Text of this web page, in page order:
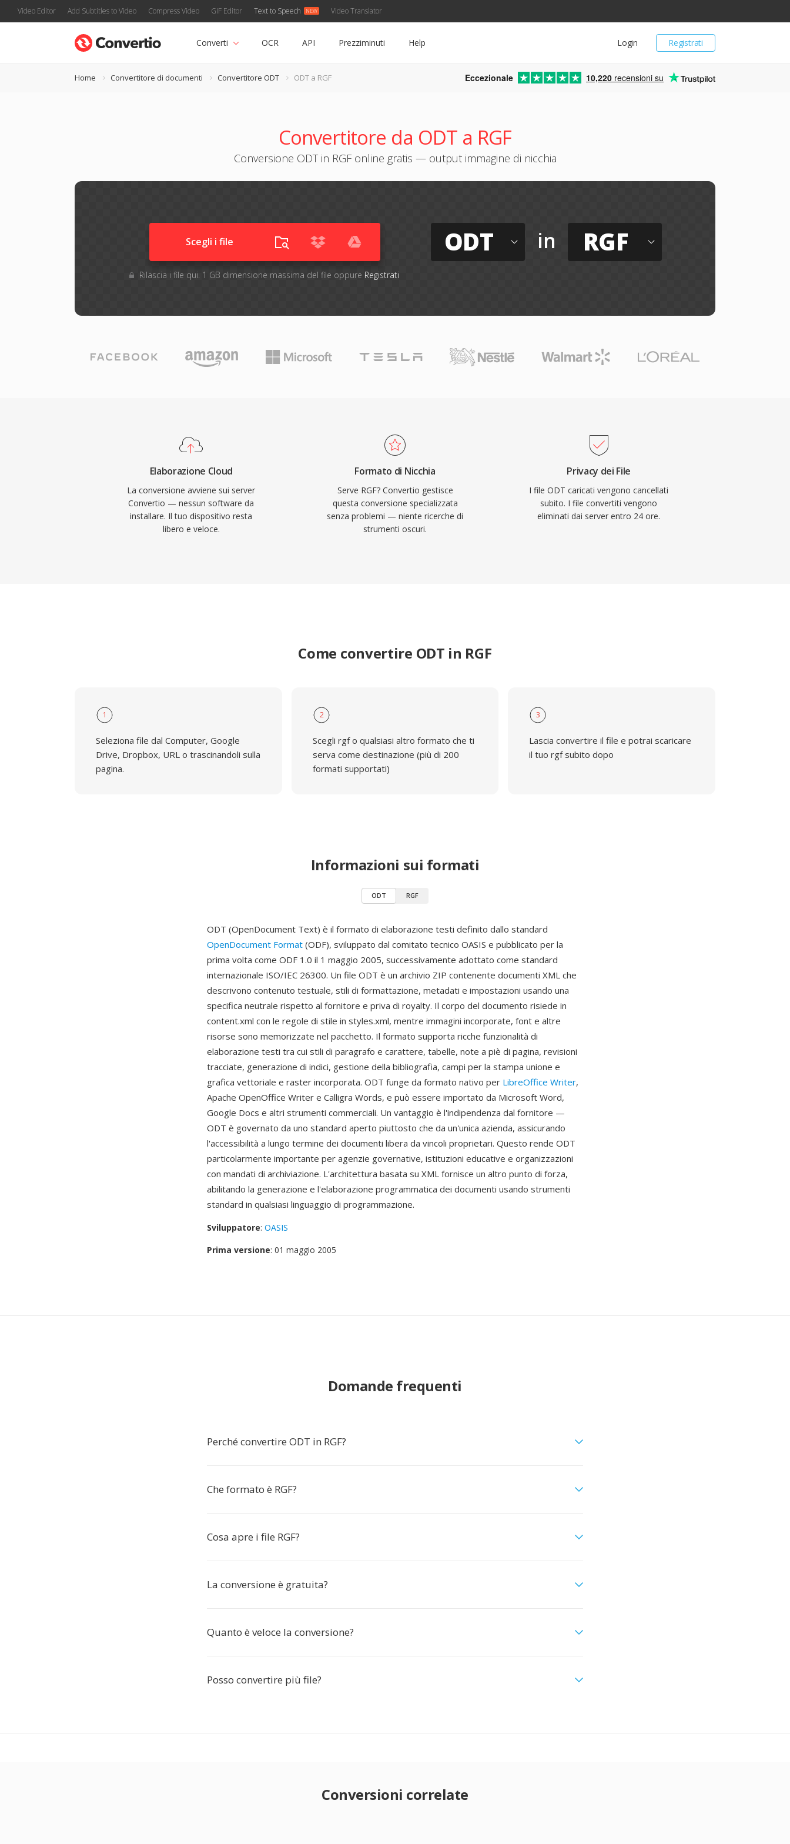
Video Editor Add Subtitles to Video Compress Video GIF Editor Text to Speech Video Translator
Registrati
Login
Converti OCR API Prezziminuti Help
Home Convertitore di documenti Convertitore ODT ODT a RGF Eccezionale 10,220 recensioni su
Convertitore da ODT a RGF
Conversione ODT in RGF online gratis — output immagine di nicchia
Scegli i file
Rilascia i file qui. 1 GB dimensione massima del file oppure Registrati
ODT in RGF
Elaborazione Cloud
La conversione avviene sui server
Convertio — nessun software da
installare. Il tuo dispositivo resta
libero e veloce.
Formato di Nicchia
Serve RGF? Convertio gestisce
questa conversione specializzata
senza problemi — niente ricerche di
strumenti oscuri.
Privacy dei File
I file ODT caricati vengono cancellati
subito. I file convertiti vengono
eliminati dai server entro 24 ore.
Come convertire ODT in RGF
1
Seleziona file dal Computer, Google
Drive, Dropbox, URL o trascinandoli sulla
pagina.
2
Scegli rgf o qualsiasi altro formato che ti
serva come destinazione (più di 200
formati supportati)
3
Lascia convertire il file e potrai scaricare
il tuo rgf subito dopo
Informazioni sui formati
ODT RGF
ODT (OpenDocument Text) è il formato di elaborazione testi definito dallo standard
OpenDocument Format (ODF), sviluppato dal comitato tecnico OASIS e pubblicato per la
prima volta come ODF 1.0 il 1 maggio 2005, successivamente adottato come standard
internazionale ISO/IEC 26300. Un file ODT è un archivio ZIP contenente documenti XML che
descrivono contenuto testuale, stili di formattazione, metadati e impostazioni usando una
specifica neutrale rispetto al fornitore e priva di royalty. Il corpo del documento risiede in
content.xml con le regole di stile in styles.xml, mentre immagini incorporate, font e altre
risorse sono memorizzate nel pacchetto. Il formato supporta ricche funzionalità di
elaborazione testi tra cui stili di paragrafo e carattere, tabelle, note a piè di pagina, revisioni
tracciate, generazione di indici, gestione della bibliografia, campi per la stampa unione e
grafica vettoriale e raster incorporata. ODT funge da formato nativo per LibreOffice Writer,
Apache OpenOffice Writer e Calligra Words, e può essere importato da Microsoft Word,
Google Docs e altri strumenti commerciali. Un vantaggio è l'indipendenza dal fornitore —
ODT è governato da uno standard aperto piuttosto che da un'unica azienda, assicurando
l'accessibilità a lungo termine dei documenti libera da vincoli proprietari. Questo rende ODT
particolarmente importante per agenzie governative, istituzioni educative e organizzazioni
con mandati di archiviazione. L'architettura basata su XML fornisce un altro punto di forza,
abilitando la generazione e l'elaborazione programmatica dei documenti usando strumenti
standard in qualsiasi linguaggio di programmazione.
Sviluppatore: OASIS
Prima versione: 01 maggio 2005
Domande frequenti
Perché convertire ODT in RGF?
Che formato è RGF?
Cosa apre i file RGF?
La conversione è gratuita?
Quanto è veloce la conversione?
Posso convertire più file?
Conversioni correlate